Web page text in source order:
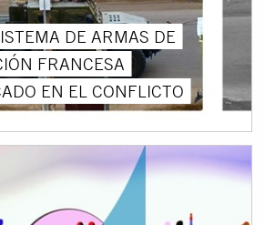
DE ARMAS DE
FRANCESA
EN EL CONFLICTO